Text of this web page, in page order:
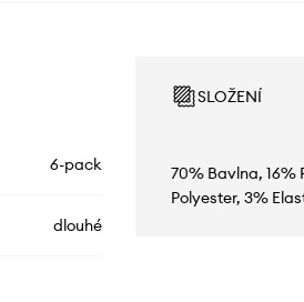
6-pack
dlouhé
SLOŽENÍ
70% Bavlna, 16%
Polyester, 3%